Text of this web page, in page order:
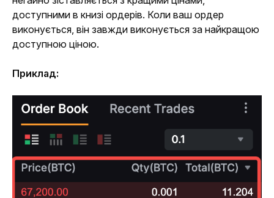
доступними в книзі ордерів. Коли ваш ордер
виконується, він завжди виконується за найкращою
доступною ціною.
Приклад: